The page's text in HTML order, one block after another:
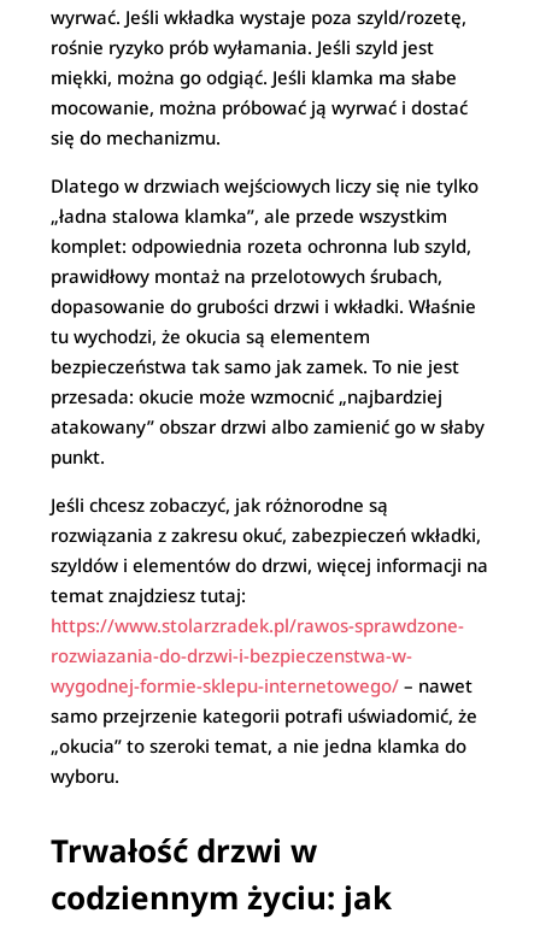
wyrwać. Jeśli wkładka wystaje poza szyld/rozetę,
rośnie ryzyko prób wyłamania. Jeśli szyld jest
miękki, można go odgiąć. Jeśli klamka ma słabe
mocowanie, można próbować ją wyrwać i dostać
się do mechanizmu.
Dlatego w drzwiach wejściowych liczy się nie tylko
„ładna stalowa klamka”, ale przede wszystkim
komplet: odpowiednia rozeta ochronna lub szyld,
prawidłowy montaż na przelotowych śrubach,
dopasowanie do grubości drzwi i wkładki. Właśnie
tu wychodzi, że okucia są elementem
bezpieczeństwa tak samo jak zamek. To nie jest
przesada: okucie może wzmocnić „najbardziej
atakowany” obszar drzwi albo zamienić go w słaby
punkt.
Jeśli chcesz zobaczyć, jak różnorodne są
rozwiązania z zakresu okuć, zabezpieczeń wkładki,
szyldów i elementów do drzwi, więcej informacji na
temat znajdziesz tutaj:
https://www.stolarzradek.pl/rawos-sprawdzone-
rozwiazania-do-drzwi-i-bezpieczenstwa-w-
wygodnej-formie-sklepu-internetowego/ – nawet
samo przejrzenie kategorii potrafi uświadomić, że
„okucia” to szeroki temat, a nie jedna klamka do
wyboru.
Trwałość drzwi w
codziennym życiu: jak